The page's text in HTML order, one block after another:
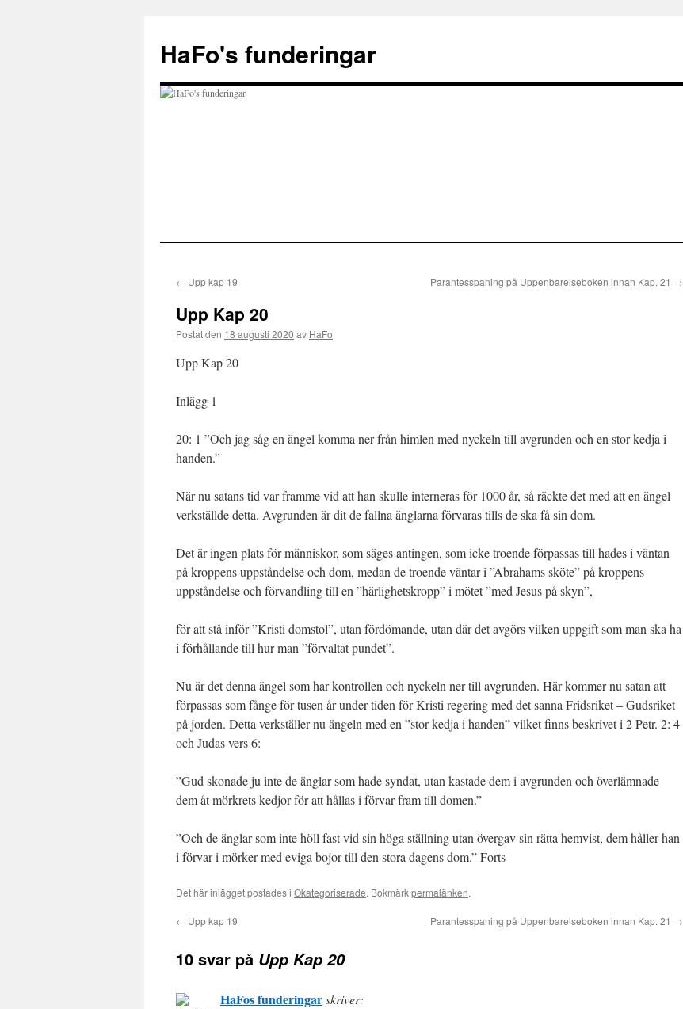
innehåll
HaFo's funderingar
← Upp kap 19 Parantesspaning på Uppenbarelseboken innan Kap. 21 →
Upp Kap 20
Postat den 18 augusti 2020 av HaFo
Upp Kap 20
Inlägg 1
20: 1 ”Och jag såg en ängel komma ner från himlen med nyckeln till avgrunden och en stor kedja i
handen.”
När nu satans tid var framme vid att han skulle interneras för 1000 år, så räckte det med att en ängel
verkställde detta. Avgrunden är dit de fallna änglarna förvaras tills de ska få sin dom.
Det är ingen plats för människor, som säges antingen, som icke troende förpassas till hades i väntan
på kroppens uppståndelse och dom, medan de troende väntar i ”Abrahams sköte” på kroppens
uppståndelse och förvandling till en ”härlighetskropp” i mötet ”med Jesus på skyn”,
för att stå inför ”Kristi domstol”, utan fördömande, utan där det avgörs vilken uppgift som man ska ha
i förhållande till hur man ”förvaltat pundet”.
Nu är det denna ängel som har kontrollen och nyckeln ner till avgrunden. Här kommer nu satan att
förpassas som fånge för tusen år under tiden för Kristi regering med det sanna Fridsriket – Gudsriket
på jorden. Detta verkställer nu ängeln med en ”stor kedja i handen” vilket finns beskrivet i 2 Petr. 2: 4
och Judas vers 6:
”Gud skonade ju inte de änglar som hade syndat, utan kastade dem i avgrunden och överlämnade
dem åt mörkrets kedjor för att hållas i förvar fram till domen.”
”Och de änglar som inte höll fast vid sin höga ställning utan övergav sin rätta hemvist, dem håller han
i förvar i mörker med eviga bojor till den stora dagens dom.” Forts
Det här inlägget postades i Okategoriserade. Bokmärkpermalänken.
← Upp kap 19 Parantesspaning på Uppenbarelseboken innan Kap. 21 →
10 svar på Upp Kap 20
HaFos funderingarskriver: